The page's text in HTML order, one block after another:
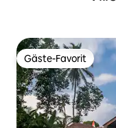
Gäste-Favorit
Gäste-Favorit